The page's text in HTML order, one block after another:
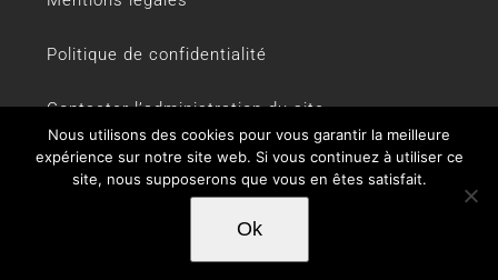
Politique de confidentialité
Contacter l’administration du site
Nous utilisons des cookies pour vous garantir la meilleure
expérience sur notre site web. Si vous continuez à utiliser ce
site, nous supposerons que vous en êtes satisfait.
Ok